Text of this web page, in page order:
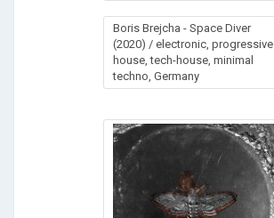
Воris Вrеjсhа - Sрасе Divеr
(2020) / electronic, progressive
house, tech-house, minimal
techno, Germany